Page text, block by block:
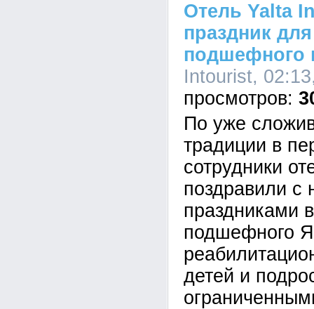
Отель Yalta
праздник
подшефного
Intourist,
По уже
традиции в
сотрудники
поздравили с
праздниками
подшефного
детей и